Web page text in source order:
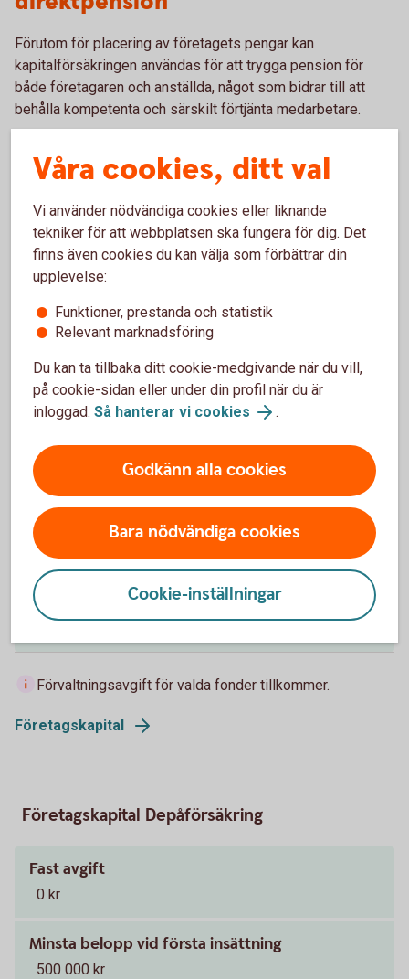
Förutom för placering av företagets pengar kan
kapitalförsäkringen användas för att trygga pension för
både företagaren och anställda, något som bidrar till att
behålla kompetenta och särskilt förtjänta medarbetare.
Företagskapital
Företagskapital Fondförsäkring
Fast avgift 0-500 000 kr
120 kr
Fast avgift över 500 000 kr
0 kr
Rörlig årsavgift 0-1 000 000 kr
Rörlig årsavgift 1 000 000 –5 000 000 kr
0,20 %
Rörlig årsavgift över 5 000 000 kr
Förvaltningsavgift för valda fonder tillkommer.
Företagskapital
Företagskapital Depåförsäkring
Fast avgift
0 kr
Minsta belopp vid första insättning
500 000 kr
Våra cookies, ditt val
Vi använder nödvändiga cookies eller liknande
tekniker för att webbplatsen ska fungera för dig. Det
finns även cookies du kan välja som förbättrar din
upplevelse:
Funktioner, prestanda och statistik
Relevant marknadsföring
Du kan ta tillbaka ditt cookie-medgivande när du vill,
på cookie-sidan eller under din profil när du är
inloggad. Så hanterar vi cookies .
Godkänn alla cookies
Bara nödvändiga cookies
Cookie-inställningar